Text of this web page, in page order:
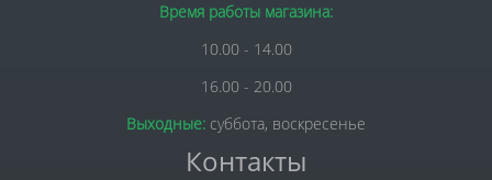
Время работы магазина:
10.00 - 14.00
16.00 - 20.00
Выходные: суббота, воскресенье
Контакты